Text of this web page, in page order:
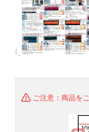
ご注意：商品を